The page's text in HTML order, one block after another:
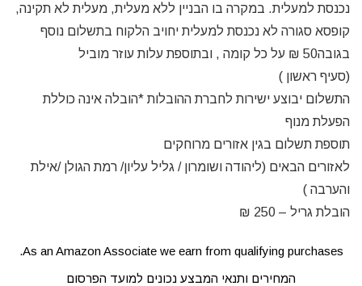
נכנסת למעלית. במקרה בו הבניין ללא מעלית, מעלית לא תקינה,
קופסא סגורה לא נכנסת למעלית יחויב הלקוח בתשלום נוסף
בגובה50 ₪ על כל קומה , ובתוספת עלות עוזר מוביל
(סעיף ראשון )
התשלום יבוצע ישירות לחברת ההובלות *הובלה אינה כוללת
הפעלת מנוף
תוספת תשלום בגין אזורים מרוחקים
לאזורים הבאים (ליהודה ושומרון / גליל עליון/ רמת הגולן /אילת
והערבה )
הובלת גריל – 250 ₪
As an Amazon Associate we earn from qualifying purchases.
המחירים ותנאי המבצע נכונים למועד הפרסום